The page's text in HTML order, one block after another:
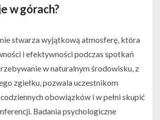
w górach?
stwarza wyjątkową atmosferę, która
i efektywności podczas spotkań
w naturalnym środowisku, z
zgiełku, pozwala uczestnikom
obowiązków i w pełni skupić
Badania psychologiczne